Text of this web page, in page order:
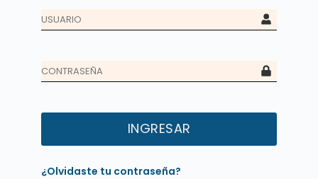
INGRESAR
¿Olvidaste tu contraseña?